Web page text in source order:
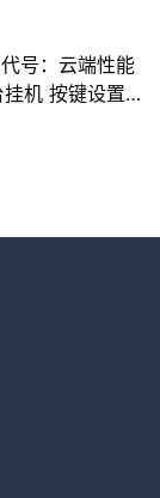
号：云端性能
机 按键设置